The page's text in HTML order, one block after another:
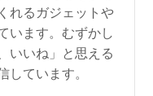
れるガジェットや
います。むずかし
いいね」と思える
しています。